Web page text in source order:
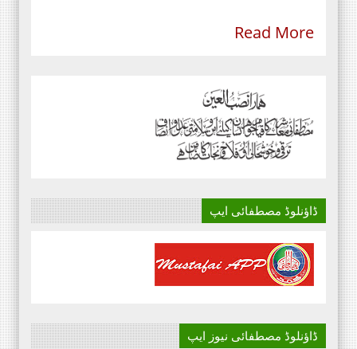
Read More
ڈاؤنلوڈ مصطفائی ایپ
ڈاؤنلوڈ مصطفائی نیوز ایپ